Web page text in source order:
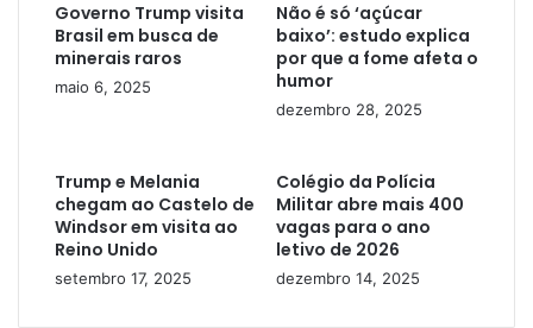
Governo Trump visita
Brasil em busca de
minerais raros
maio 6, 2025
Não é só ‘açúcar
baixo’: estudo explica
por que a fome afeta o
humor
dezembro 28, 2025
Trump e Melania
chegam ao Castelo de
Windsor em visita ao
Reino Unido
setembro 17, 2025
Colégio da Polícia
Militar abre mais 400
vagas para o ano
letivo de 2026
dezembro 14, 2025